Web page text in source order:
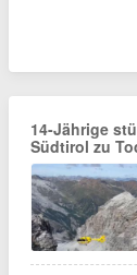
14-Jährige
Südtirol zu